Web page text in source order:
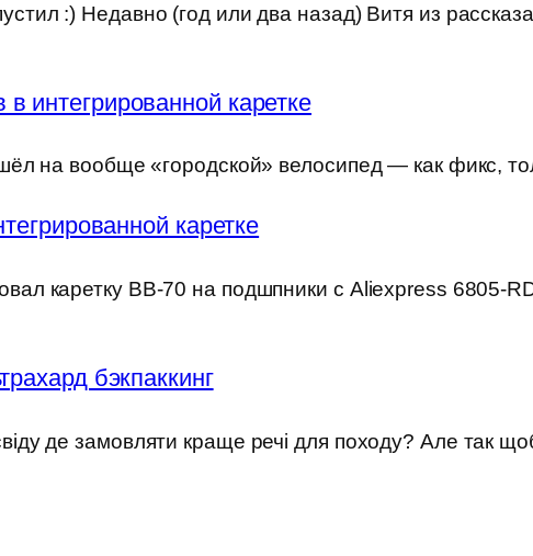
:) Недавно (год или два назад) Витя из
интегрированной каретке
на вообще «городской» велосипед — как фикс,
каретке
каретку BB-70 на подшпники с Aliexpress 6805-
бэкпаккинг
де замовляти краще речі для походу? Але так